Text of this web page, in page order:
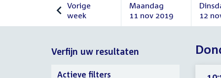
Vorige
week
Vorige
Maandag
11 nov 2019
Maandag
2019
12
2019
Verfijn uw resultaten
Verfijn
Actieve filters